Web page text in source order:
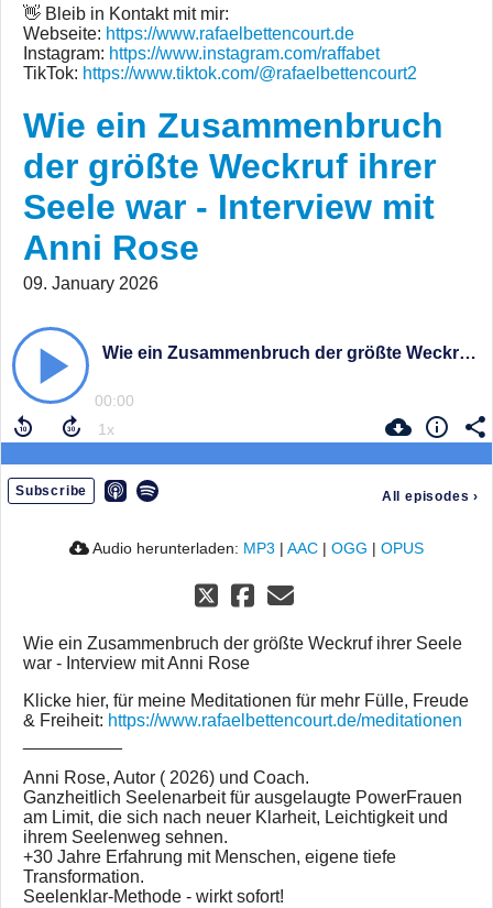
👋 Bleib in Kontakt mit mir:
Webseite: https://www.rafaelbettencourt.de
Instagram: https://www.instagram.com/raffabet
TikTok: https://www.tiktok.com/@rafaelbettencourt2
Wie ein Zusammenbruch
der größte Weckruf ihrer
Seele war - Interview mit
Anni Rose
09. January 2026
Wie ein Zusammenbruch der größte Weckruf ihrer Seele war - Interview mit Anni Rose
00:00
Subscribe All episodes ›
Audio herunterladen: MP3 | AAC | OGG | OPUS
Wie ein Zusammenbruch der größte Weckruf ihrer Seele
war - Interview mit Anni Rose
Klicke hier, für meine Meditationen für mehr Fülle, Freude
& Freiheit: https://www.rafaelbettencourt.de/meditationen
Anni Rose, Autor ( 2026) und Coach.
Ganzheitlich Seelenarbeit für ausgelaugte PowerFrauen
am Limit, die sich nach neuer Klarheit, Leichtigkeit und
ihrem Seelenweg sehnen.
+30 Jahre Erfahrung mit Menschen, eigene tiefe
Transformation.
Seelenklar-Methode - wirkt sofort!